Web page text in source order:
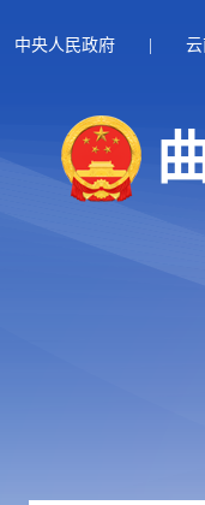
中央人民政府 |